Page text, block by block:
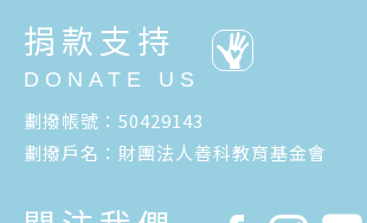
捐款支持
DONATE US
劃撥帳號：50429143
劃撥戶名：財團法人善科教育基金會